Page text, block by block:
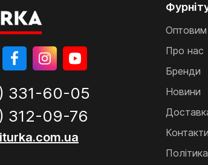
331-60-05
312-09-76
Оптовим
Про нас
Бренди
Новини
Контакти